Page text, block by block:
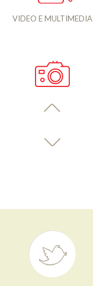
VIDEO E MULTIMEDIA